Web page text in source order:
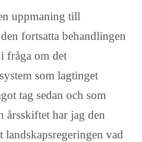
uppmaning till
fortsatta behandlingen
fråga om det
som lagtinget
tag sedan och som
årsskiftet har jag den
landskapsregeringen vad